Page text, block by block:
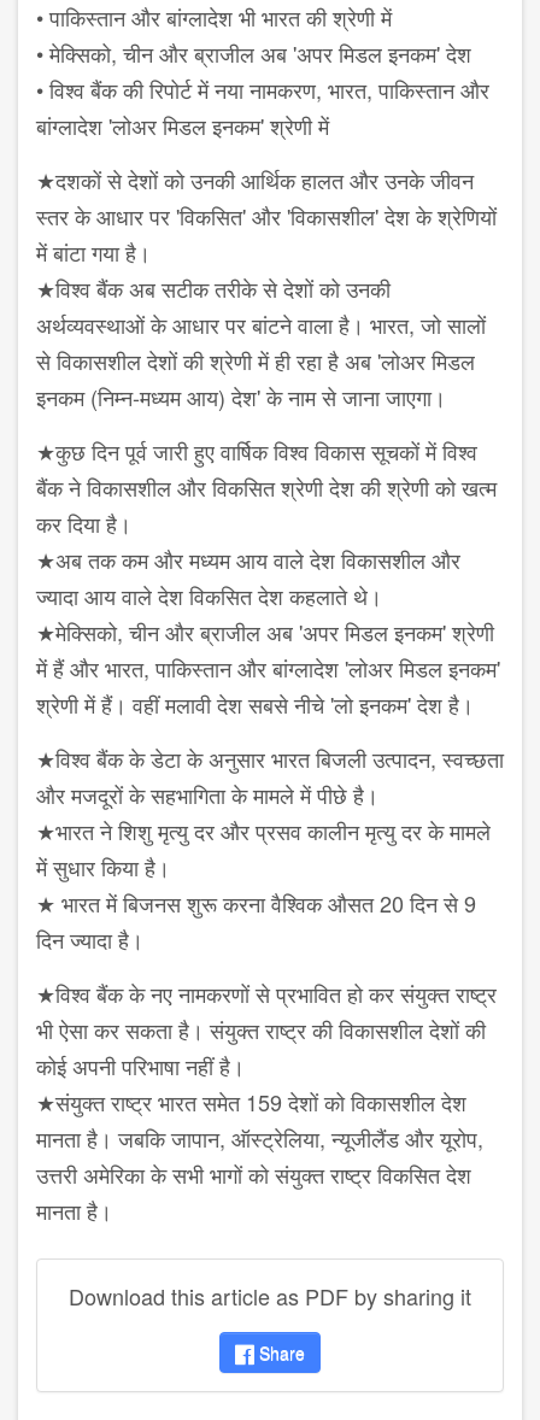
• पाकिस्तान और बांग्लादेश भी भारत की श्रेणी में
• मेक्सिको, चीन और ब्राजील अब 'अपर मिडल इनकम' देश
• विश्व बैंक की रिपोर्ट में नया नामकरण, भारत, पाकिस्तान और
बांग्लादेश 'लोअर मिडल इनकम' श्रेणी में
★दशकों से देशों को उनकी आर्थिक हालत और उनके जीवन
स्तर के आधार पर 'विकसित' और 'विकासशील' देश के श्रेणियों
में बांटा गया है।
★विश्व बैंक अब सटीक तरीके से देशों को उनकी
अर्थव्यवस्थाओं के आधार पर बांटने वाला है। भारत, जो सालों
से विकासशील देशों की श्रेणी में ही रहा है अब 'लोअर मिडल
इनकम (निम्न-मध्यम आय) देश' के नाम से जाना जाएगा।
★कुछ दिन पूर्व जारी हुए वार्षिक विश्व विकास सूचकों में विश्व
बैंक ने विकासशील और विकसित श्रेणी देश की श्रेणी को खत्म
कर दिया है।
★अब तक कम और मध्यम आय वाले देश विकासशील और
ज्यादा आय वाले देश विकसित देश कहलाते थे।
★मेक्सिको, चीन और ब्राजील अब 'अपर मिडल इनकम' श्रेणी
में हैं और भारत, पाकिस्तान और बांग्लादेश 'लोअर मिडल इनकम'
श्रेणी में हैं। वहीं मलावी देश सबसे नीचे 'लो इनकम' देश है।
★विश्व बैंक के डेटा के अनुसार भारत बिजली उत्पादन, स्वच्छता
और मजदूरों के सहभागिता के मामले में पीछे है।
★भारत ने शिशु मृत्यु दर और प्रसव कालीन मृत्यु दर के मामले
में सुधार किया है।
★ भारत में बिजनस शुरू करना वैश्विक औसत 20 दिन से 9
दिन ज्यादा है।
★विश्व बैंक के नए नामकरणों से प्रभावित हो कर संयुक्त राष्ट्र
भी ऐसा कर सकता है। संयुक्त राष्ट्र की विकासशील देशों की
कोई अपनी परिभाषा नहीं है।
★संयुक्त राष्ट्र भारत समेत 159 देशों को विकासशील देश
मानता है। जबकि जापान, ऑस्ट्रेलिया, न्यूजीलैंड और यूरोप,
उत्तरी अमेरिका के सभी भागों को संयुक्त राष्ट्र विकसित देश
मानता है।
Download this article as PDF by sharing it
Share